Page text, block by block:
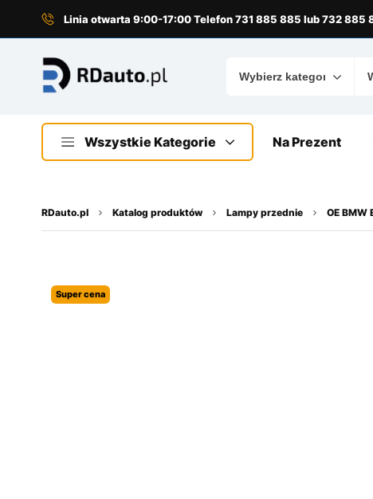
Linia otwarta 9:00-17:00 Telefon 731 885 885 lub 732 885
Wszystkie Kategorie Na Prezent
RDauto.pl Katalog produktów Lampy przednie OE BMW
Super cena